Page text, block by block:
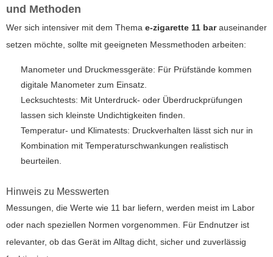
und Methoden
Wer sich intensiver mit dem Thema e-zigarette 11 barauseinander
setzen möchte, sollte mit geeigneten Messmethoden arbeiten:
Manometer und Druckmessgeräte: Für Prüfstände kommen
digitale Manometer zum Einsatz.
Lecksuchtests: Mit Unterdruck- oder Überdruckprüfungen
lassen sich kleinste Undichtigkeiten finden.
Temperatur- und Klimatests: Druckverhalten lässt sich nur in
Kombination mit Temperaturschwankungen realistisch
beurteilen.
Hinweis zu Messwerten
Messungen, die Werte wie 11 bar liefern, werden meist im Labor
oder nach speziellen Normen vorgenommen. Für Endnutzer ist
relevanter, ob das Gerät im Alltag dicht, sicher und zuverlässig